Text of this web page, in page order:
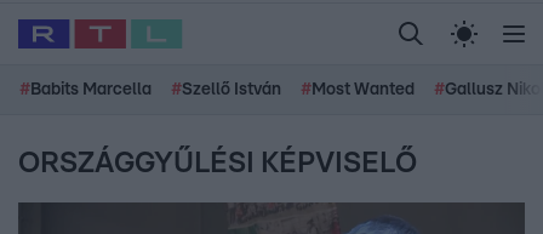
# Babits Marcella #Szellő István # Most Wanted #Gallusz
ORSZÁGGYŰLÉSI KÉPVISELŐ